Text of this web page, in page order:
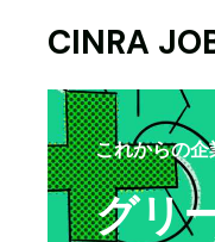
CINRA
これからの
グリ